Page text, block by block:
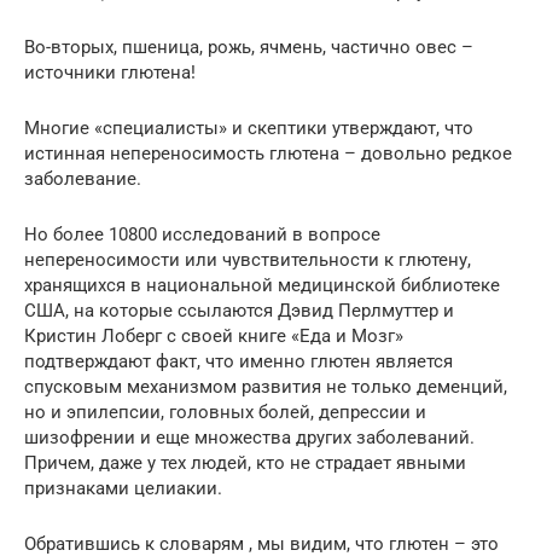
Во-вторых, пшеница, рожь, ячмень, частично овес –
источники глютена!
Многие «специалисты» и скептики утверждают, что
истинная непереносимость глютена – довольно редкое
заболевание.
Но более 10800 исследований в вопросе
непереносимости или чувствительности к глютену,
хранящихся в национальной медицинской библиотеке
США, на которые ссылаются Дэвид Перлмуттер и
Кристин Лоберг с своей книге «Еда и Мозг»
подтверждают факт, что именно глютен является
спусковым механизмом развития не только деменций,
но и эпилепсии, головных болей, депрессии и
шизофрении и еще множества других заболеваний.
Причем, даже у тех людей, кто не страдает явными
признаками целиакии.
Обратившись к словарям , мы видим, что глютен – это